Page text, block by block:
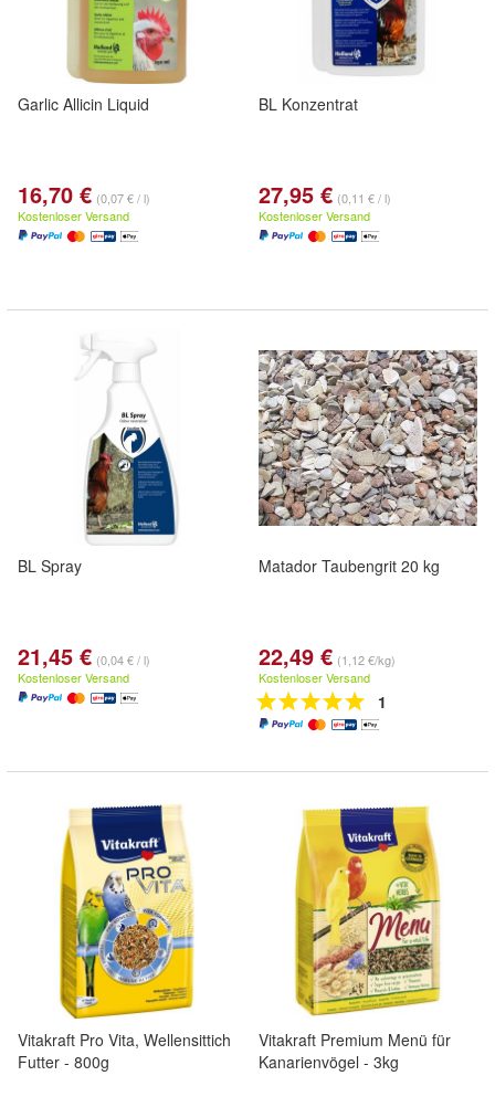
Garlic Allicin Liquid
16,70 € (0,07 € / l)
Kostenloser Versand
BL Konzentrat
27,95 € (0,11 € / l)
Kostenloser Versand
BL Spray
21,45 € (0,04 € / l)
Kostenloser Versand
Matador Taubengrit 20 kg
22,49 € (1,12 €/kg)
Kostenloser Versand
1
Vitakraft Pro Vita, Wellensittich
Futter - 800g
Vitakraft Premium Menü für
Kanarienvögel - 3kg